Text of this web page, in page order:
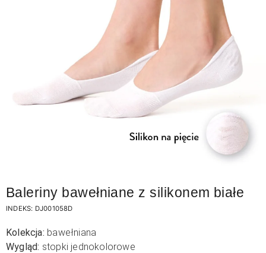
Baleriny bawełniane z silikonem białe
INDEKS: DJ001058D
Kolekcja: bawełniana
Wygląd: stopki jednokolorowe